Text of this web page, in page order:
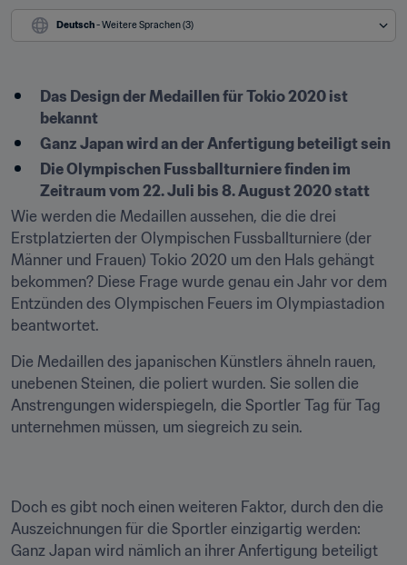
Deutsch - Weitere Sprachen (3)
Das Design der Medaillen für Tokio 2020 ist
bekannt
Ganz Japan wird an der Anfertigung beteiligt sein
Die Olympischen Fussballturniere finden im
Zeitraum vom 22. Juli bis 8. August 2020 statt
Wie werden die Medaillen aussehen, die die drei
Erstplatzierten der Olympischen Fussballturniere (der
Männer und Frauen) Tokio 2020 um den Hals gehängt
bekommen? Diese Frage wurde genau ein Jahr vor dem
Entzünden des Olympischen Feuers im Olympiastadion
beantwortet.
Die Medaillen des japanischen Künstlers ähneln rauen,
unebenen Steinen, die poliert wurden. Sie sollen die
Anstrengungen widerspiegeln, die Sportler Tag für Tag
unternehmen müssen, um siegreich zu sein.
Doch es gibt noch einen weiteren Faktor, durch den die
Auszeichnungen für die Sportler einzigartig werden:
Ganz Japan wird nämlich an ihrer Anfertigung beteiligt